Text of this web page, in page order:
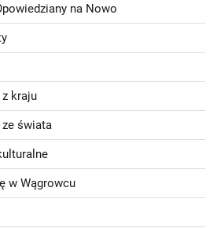
na Nowo
kraju
świata
w Wągrowcu